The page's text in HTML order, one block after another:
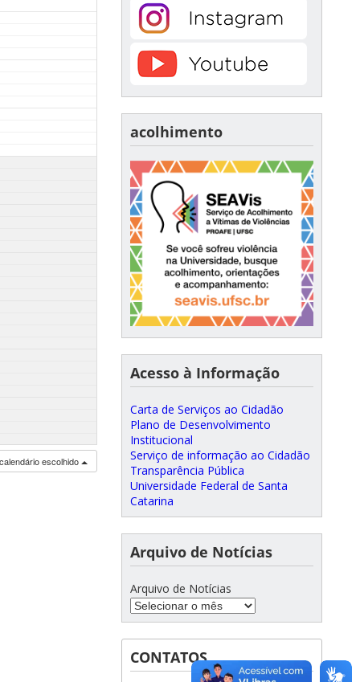
escolhido
acolhimento
Acesso à Informação
Carta de Serviços ao Cidadão
Plano de Desenvolvimento
Institucional
Serviço de informação ao Cidadão
Transparência Pública
Universidade Federal de Santa
Catarina
Arquivo de Notícias
Arquivo de Notícias
CONTATOS